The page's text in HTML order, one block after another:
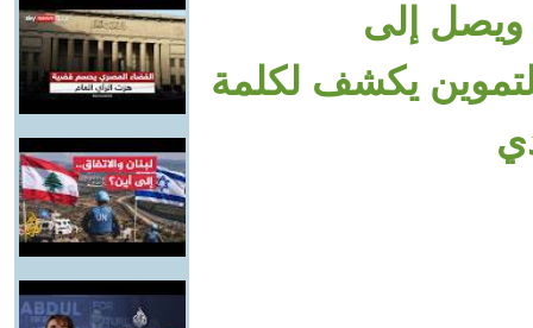
ويصل إلى
التموين يكشف لكلمة